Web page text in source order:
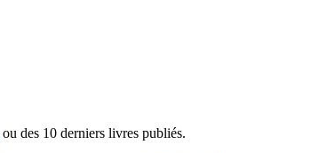
ou des 10 derniers livres publiés.